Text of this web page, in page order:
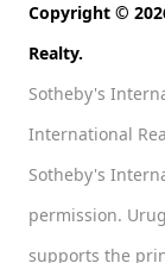
Copyright ©
Realty.
Sotheby's
International
Sotheby's
permission.
supports the